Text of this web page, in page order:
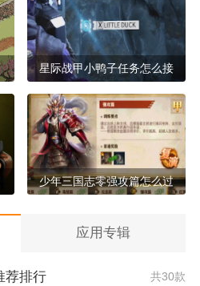
星际战甲小鸭子任务怎么接
少年三国志零强攻篇怎么过
应用专辑
荐排行 共30款